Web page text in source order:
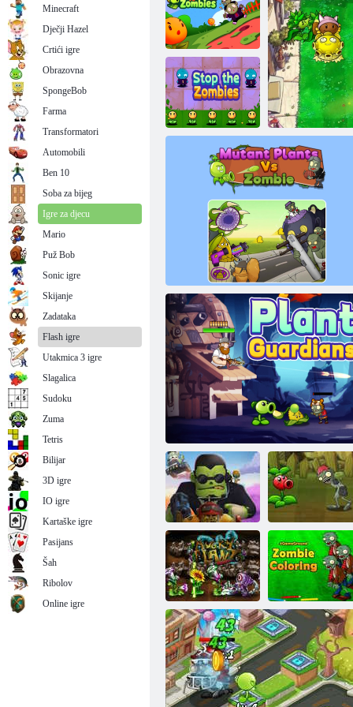
Biljke protiv zombija 2: Nema vrta
Cvijeće protiv
zombija
Hibridne
Zaustavite
zombije
Mutantne biljke protiv zombija
Čuvari biljaka
Kombinirajte
biljke i zombije
Zle biljke
Zle cvjetnice Zombi bojanka
Minecraft
Dječji Hazel
Crtići igre
Obrazovna
SpongeBob
Farma
Transformatori
Automobili
Ben 10
Soba za bijeg
Igre za djecu
Mario
Puž Bob
Sonic igre
Skijanje
Zadataka
Flash igre
Utakmica 3 igre
Slagalica
Sudoku
Zuma
Tetris
Bilijar
3D igre
IO igre
Kartaške igre
Pasijans
Šah
Ribolov
Online igre